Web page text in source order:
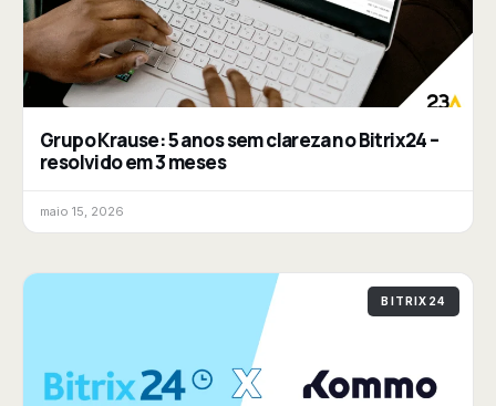
Grupo Krause: 5 anos sem clareza no Bitrix24 –
resolvido em 3 meses
maio 15, 2026
BITRIX24